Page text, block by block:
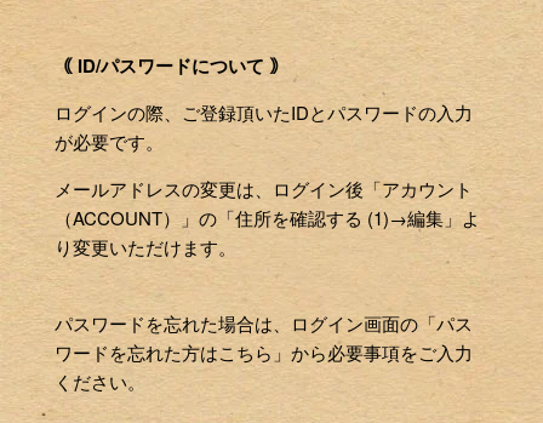
｟ ID/パスワードについて ｠
ログインの際、ご登録頂いたIDとパスワードの入力
が必要です。
メールアドレスの変更は、ログイン後「アカウント
（ACCOUNT）」の「住所を確認する (1)→編集」よ
り変更いただけます。
パスワードを忘れた場合は、ログイン画面の「パス
ワードを忘れた方はこちら」から必要事項をご入力
ください。